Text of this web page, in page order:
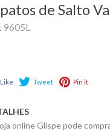
de Salto
9605L
Like Tweet Pin it
online Glispe pode